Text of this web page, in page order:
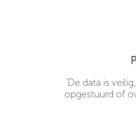
'De data is
opgestuurd of